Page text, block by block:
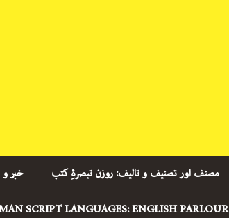
مصنف اور تصنیف و تالیف: روزن تبصرۂِ کتب خبر
SCRIPT LANGUAGES: ENGLISH PARLOUR